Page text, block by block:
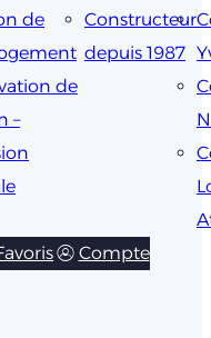
de
de
–
Constructeur
depuis 1987
Compte